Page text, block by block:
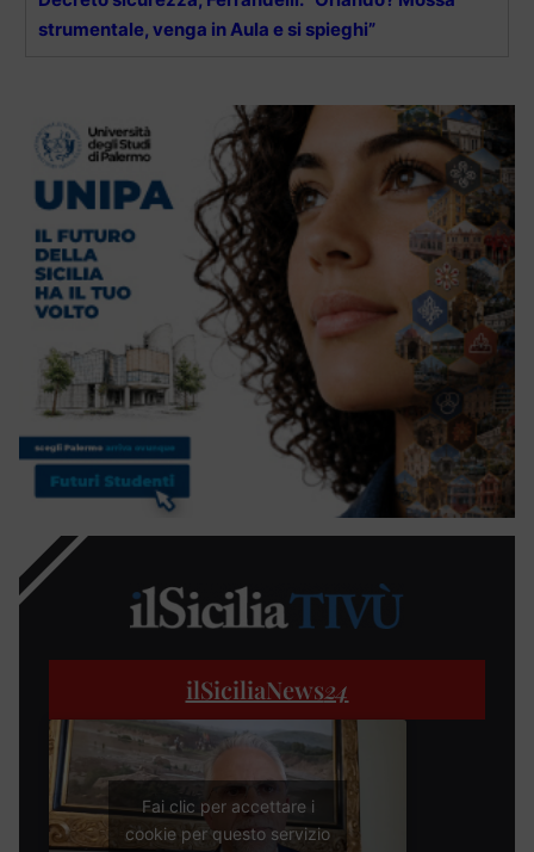
strumentale, venga in Aula e si spieghi”
ilSiciliaNews24
Fai clic per accettare i
cookie per questo servizio